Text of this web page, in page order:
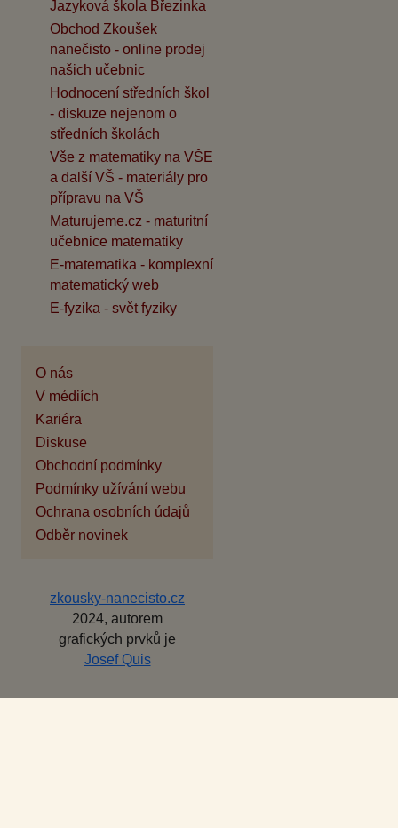
Jazyková škola Březinka
Obchod Zkoušek
nanečisto - online prodej
našich učebnic
Hodnocení středních škol
- diskuze nejenom o
středních školách
Vše z matematiky na VŠE
a další VŠ - materiály pro
přípravu na VŠ
Maturujeme.cz - maturitní
učebnice matematiky
E-matematika - komplexní
matematický web
E-fyzika - svět fyziky
O nás
V médiích
Kariéra
Diskuse
Obchodní podmínky
Podmínky užívání webu
Ochrana osobních údajů
Odběr novinek
zkousky-nanecisto.cz
2024, autorem
grafických prvků je
Josef Quis